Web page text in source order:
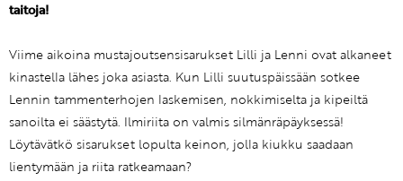
taitoja!
Viime aikoina mustajoutsensisarukset Lilli ja Lenni ovat alkaneet
kinastella lähes joka asiasta. Kun Lilli suutuspäissään sotkee
Lennin tammenterhojen laskemisen, nokkimiselta ja kipeiltä
sanoilta ei säästytä. Ilmiriita on valmis silmänräpäyksessä!
Löytävätkö sisarukset lopulta keinon, jolla kiukku saadaan
lientymään ja riita ratkeamaan?